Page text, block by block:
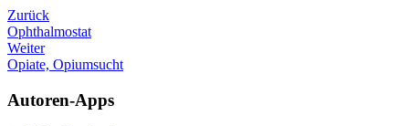
Zurück
Ophthalmostat
Weiter
Opiate, Opiumsucht
Autoren-Apps